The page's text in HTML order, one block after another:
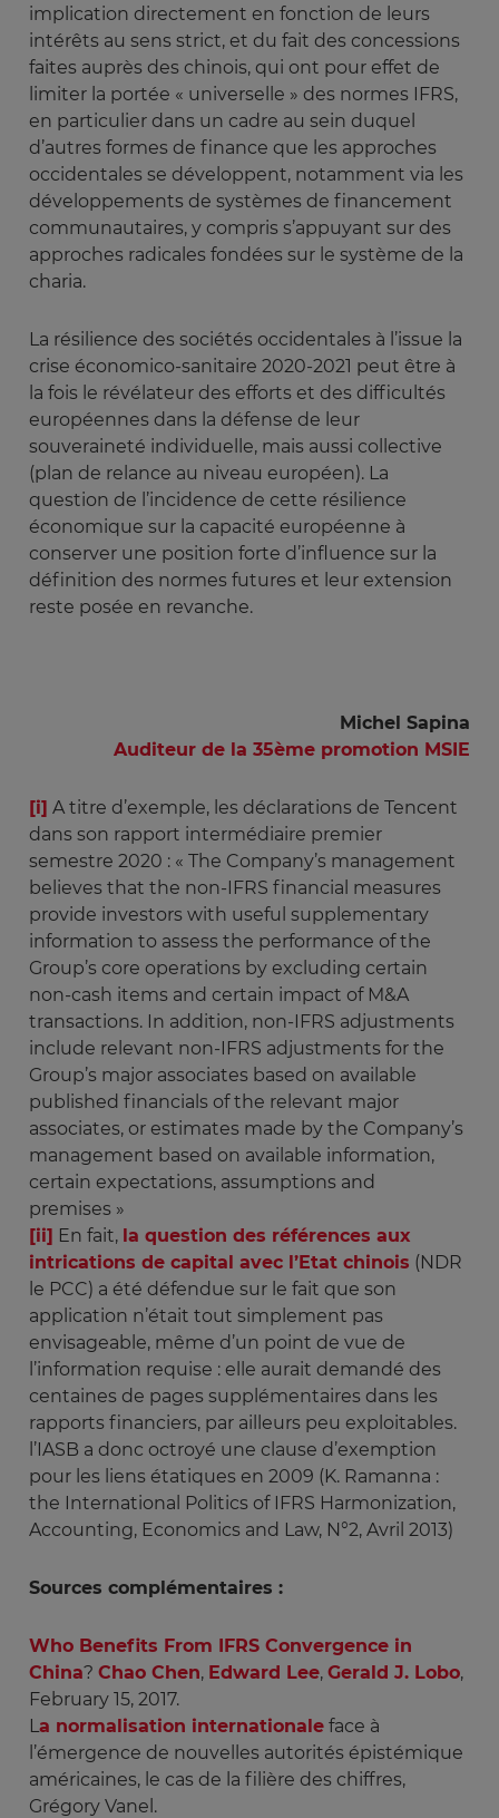
implication directement en fonction de leurs
intérêts au sens strict, et du fait des concessions
faites auprès des chinois, qui ont pour effet de
limiter la portée « universelle » des normes IFRS,
en particulier dans un cadre au sein duquel
d’autres formes de finance que les approches
occidentales se développent, notamment via les
développements de systèmes de financement
communautaires, y compris s’appuyant sur des
approches radicales fondées sur le système de la
charia.
La résilience des sociétés occidentales à l’issue la
crise économico-sanitaire 2020-2021 peut être à
la fois le révélateur des efforts et des difficultés
européennes dans la défense de leur
souveraineté individuelle, mais aussi collective
(plan de relance au niveau européen). La
question de l’incidence de cette résilience
économique sur la capacité européenne à
conserver une position forte d’influence sur la
définition des normes futures et leur extension
reste posée en revanche.
Michel Sapina
Auditeur de la 35ème promotion MSIE
[i] A titre d’exemple, les déclarations de Tencent
dans son rapport intermédiaire premier
semestre 2020 : « The Company’s management
believes that the non-IFRS financial measures
provide investors with useful supplementary
information to assess the performance of the
Group’s core operations by excluding certain
non-cash items and certain impact of M&A
transactions. In addition, non-IFRS adjustments
include relevant non-IFRS adjustments for the
Group’s major associates based on available
published financials of the relevant major
associates, or estimates made by the Company’s
management based on available information,
certain expectations, assumptions and
premises »
[ii] En fait, la question des références aux
intrications de capital avec l’Etat chinois (NDR
le PCC) a été défendue sur le fait que son
application n’était tout simplement pas
envisageable, même d’un point de vue de
l’information requise : elle aurait demandé des
centaines de pages supplémentaires dans les
rapports financiers, par ailleurs peu exploitables.
l’IASB a donc octroyé une clause d’exemption
pour les liens étatiques en 2009 (K. Ramanna :
the International Politics of IFRS Harmonization,
Accounting, Economics and Law, N°2, Avril 2013)
Sources complémentaires :
Who Benefits From IFRS Convergence in
China? Chao Chen, Edward Lee, Gerald J. Lobo,
February 15, 2017.
L a normalisation internationale face à
l’émergence de nouvelles autorités épistémique
américaines, le cas de la filière des chiffres,
Grégory Vanel.